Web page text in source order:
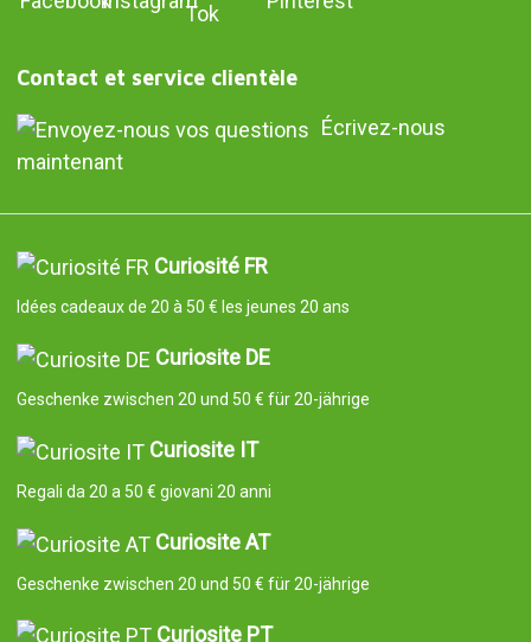
Contact et service clientèle
Écrivez-nous
maintenant
Curiosité FR
Idées cadeaux de 20 à 50 € les jeunes 20 ans
Curiosite DE
Geschenke zwischen 20 und 50 € für 20-jährige
Curiosite IT
Regali da 20 a 50 € giovani 20 anni
Curiosite AT
Geschenke zwischen 20 und 50 € für 20-jährige
Curiosite PT